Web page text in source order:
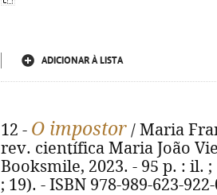
ADICIONAR À LISTA
12 - O impostor / Maria
rev. científica Maria João
Booksmile, 2023. - 95 p. : il.
; 19). - ISBN 978-989-623-